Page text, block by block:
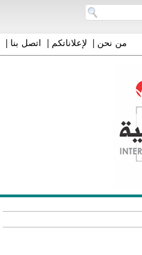
من نحن| لإعلاناتكم| اتصل بنا|